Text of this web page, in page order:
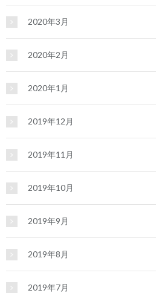
2020年3月
2020年2月
2020年1月
2019年12月
2019年11月
2019年10月
2019年9月
2019年8月
2019年7月